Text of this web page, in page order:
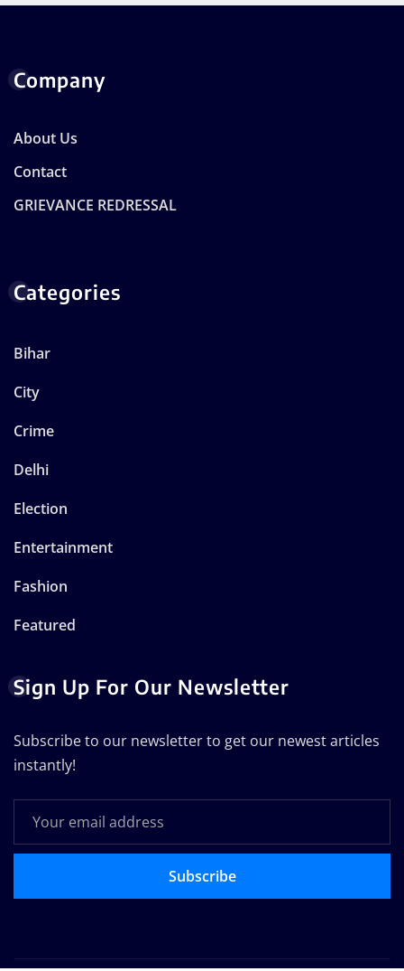
Company
About Us
Contact
GRIEVANCE REDRESSAL
Categories
Bihar
City
Crime
Delhi
Election
Entertainment
Fashion
Featured
Sign Up For Our Newsletter
Subscribe to our newsletter to get our newest articles
instantly!
Subscribe